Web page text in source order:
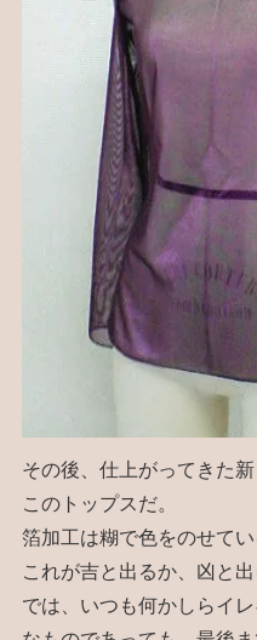
その後、仕上がってきた
このトップスだ。
箔加工は糊で色をのせて
これが吉と出るか、凶と
では、いつも何かしらイ